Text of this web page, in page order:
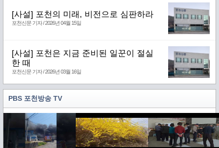
[사설] 포천의 미래, 비전으로 심판하라
포천신문 기자 / 2026년 04월 15일
[사설] 포천은 지금 준비된 일꾼이 절실
한 때
포천신문 기자 / 2026년 03월 16일
PBS 포천방송 TV